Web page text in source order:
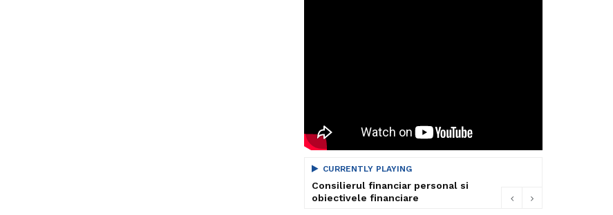
CURRENTLY PLAYING
Consilierul financiar personal si
obiectivele financiare